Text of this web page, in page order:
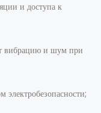
и доступа к
вибрацию и шум при
электробезопасности;